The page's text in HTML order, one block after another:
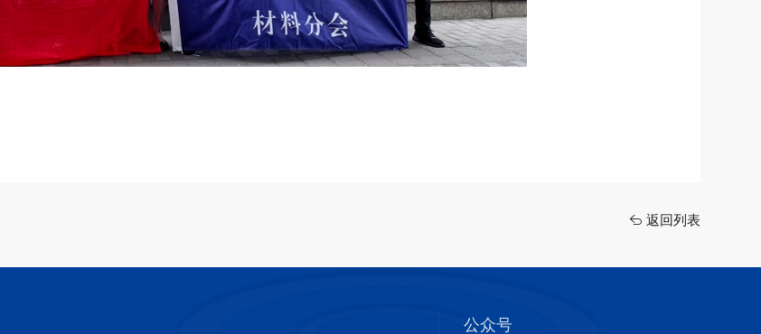
返回列表
公众号